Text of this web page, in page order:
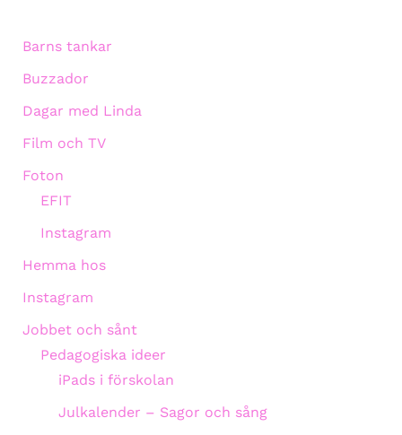
Barns tankar
Buzzador
Dagar med Linda
Film och TV
Foton
EFIT
Instagram
Hemma hos
Instagram
Jobbet och sånt
Pedagogiska ideer
iPads i förskolan
Julkalender – Sagor och sång